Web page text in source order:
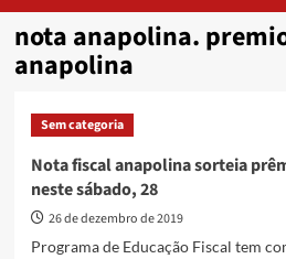
nota anapolina.
anapolina
Sem categoria
Nota fiscal anapolina sorteia
neste sábado, 28
26 de dezembro de 2019
Programa de Educação Fiscal tem